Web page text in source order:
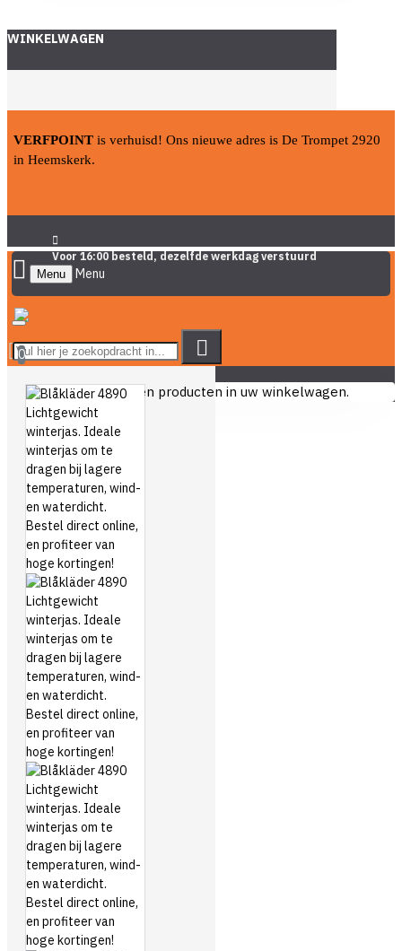
WINKELWAGEN
VERFPOINT is verhuisd! Ons nieuwe adres is De Trompet 2920
in Heemskerk.
Voor 16:00 besteld, dezelfde werkdag verstuurd
Menu
0
U heeft nog geen producten in uw winkelwagen.